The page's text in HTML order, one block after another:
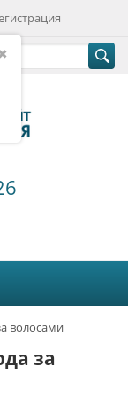
волосами
за